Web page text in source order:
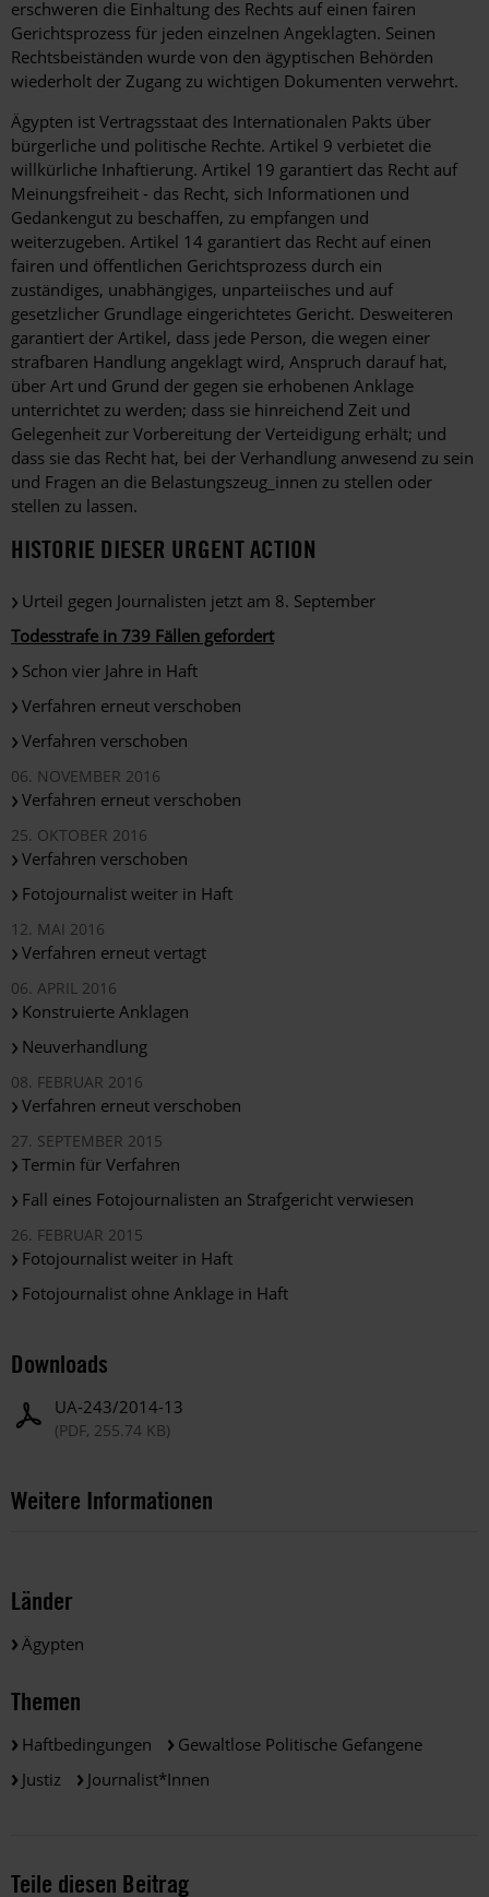
erschweren die Einhaltung des Rechts auf einen fairen
Gerichtsprozess für jeden einzelnen Angeklagten. Seinen
Rechtsbeiständen wurde von den ägyptischen Behörden
wiederholt der Zugang zu wichtigen Dokumenten verwehrt.
Ägypten ist Vertragsstaat des Internationalen Pakts über
bürgerliche und politische Rechte. Artikel 9 verbietet die
willkürliche Inhaftierung. Artikel 19 garantiert das Recht auf
Meinungsfreiheit - das Recht, sich Informationen und
Gedankengut zu beschaffen, zu empfangen und
weiterzugeben. Artikel 14 garantiert das Recht auf einen
fairen und öffentlichen Gerichtsprozess durch ein
zuständiges, unabhängiges, unparteiisches und auf
gesetzlicher Grundlage eingerichtetes Gericht. Desweiteren
garantiert der Artikel, dass jede Person, die wegen einer
strafbaren Handlung angeklagt wird, Anspruch darauf hat,
über Art und Grund der gegen sie erhobenen Anklage
unterrichtet zu werden; dass sie hinreichend Zeit und
Gelegenheit zur Vorbereitung der Verteidigung erhält; und
dass sie das Recht hat, bei der Verhandlung anwesend zu sein
und Fragen an die Belastungszeug_innen zu stellen oder
stellen zu lassen.
HISTORIE DIESER URGENT ACTION
Urteil gegen Journalisten jetzt am 8. September
Todesstrafe in 739 Fällen gefordert
Schon vier Jahre in Haft
Verfahren erneut verschoben
Verfahren verschoben
06. NOVEMBER 2016
Verfahren erneut verschoben
25. OKTOBER 2016
Verfahren verschoben
Fotojournalist weiter in Haft
12. MAI 2016
Verfahren erneut vertagt
06. APRIL 2016
Konstruierte Anklagen
Neuverhandlung
08. FEBRUAR 2016
Verfahren erneut verschoben
27. SEPTEMBER 2015
Termin für Verfahren
Fall eines Fotojournalisten an Strafgericht verwiesen
26. FEBRUAR 2015
Fotojournalist weiter in Haft
Fotojournalist ohne Anklage in Haft
Downloads
UA-243/2014-13
(PDF, 255.74 KB)
Weitere Informationen
Länder
Ägypten
Themen
Haftbedingungen
Gewaltlose Politische Gefangene
Justiz
Journalist*innen
Teile diesen Beitrag